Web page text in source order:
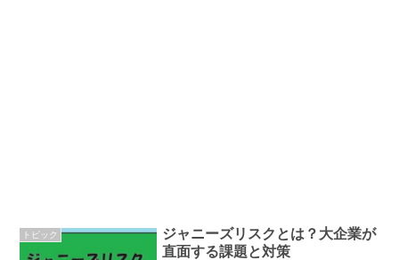
トピック
ジャニーズリスクとは？大企業が
直面する課題と対策